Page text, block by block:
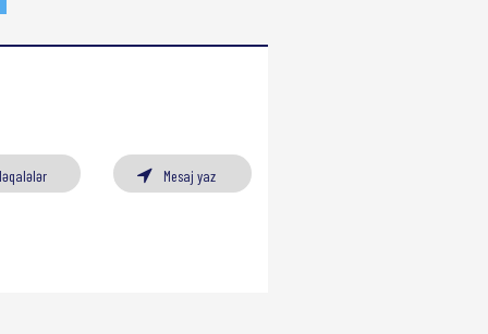
Mesaj yaz